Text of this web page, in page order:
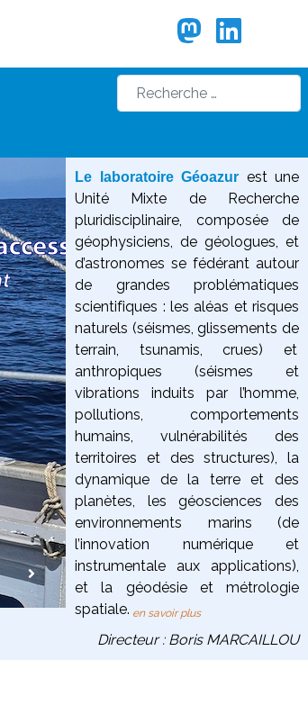
Rechercher
Tir laser-Lune
France. Moon-
plateau, France.
Le laboratoire Géoazur est une
Unité Mixte de Recherche
pluridisciplinaire, composée de
géophysiciens, de géologues, et
d’astronomes se fédérant autour
de grandes problématiques
scientifiques : les aléas et risques
naturels (séismes, glissements de
terrain, tsunamis, crues) et
anthropiques (séismes et
vibrations induits par l’homme,
pollutions, comportements
humains, vulnérabilités des
territoires et des structures), la
dynamique de la terre
et des
planètes, lesgéosciences des
environnements marins (de
l’innovation numérique et
instrumentale aux applications),
et la géodésie et métrologie
spatiale. en savoir plus
Directeur : Boris MARCAILLOU